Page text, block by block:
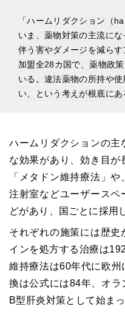
「ハームリダクション（
いま、薬物対策の主流に
伴う害やダメージを減らす
加盟全28カ国で、薬物政
いる。違法薬物の所持や
い、という考えが根底にあ
ハームリダクションの主
な効果があり、効き目が
「メタドン維持療法」
注射室などユーザースペ
どがあり、国ごとに採
それぞれの施策には歴史
インを処方する治療は
維持療法は60年代に欧
換は公式には84年、オ
B型肝炎対策として始ま